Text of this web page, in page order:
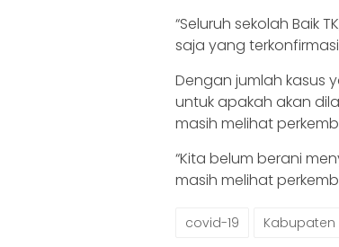
“Seluruh sekolah Baik
saja yang
Dengan jumlah kasus
untuk apakah akan
masih melihat
“Kita belum berani
masih melihat
covid-19 Kabupaten